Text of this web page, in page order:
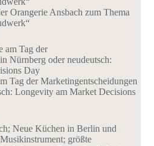
Orangerie Ansbach zum Thema
Tag der Marketingentscheidungen
Longevity am Market Decisions